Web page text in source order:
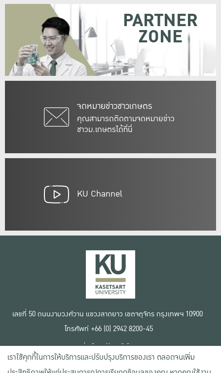
จดหมายข่าวชาวเกษตร
คุณสามารถติดตามจดหมายข่าว
ชาวม.เกษตรได้ที่นี่
PARTNER
ZONE
KU Channel
เลขที่ 50 ถนนงามวงศ์วาน แขวงลาดยาว เขตจตุจักร กรุงเทพฯ 10900
โทรศัพท์ +66 (0) 2942 8200-45
เงื่อนไขการใช้งานเว็บไซต์
ข้อตกลงด้านสิทธิ์ใช้งาน
นโยบายความเป็นส่วนตัว
เราใช้คุกกี้ในการให้บริการและปรับปรุงบริการของเรา ตลอดจนเพิ่ม